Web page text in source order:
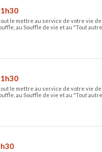
le mettre au service de votre vie
au Souffle de vie et au "Tout
le mettre au service de votre vie
au Souffle de vie et au "Tout